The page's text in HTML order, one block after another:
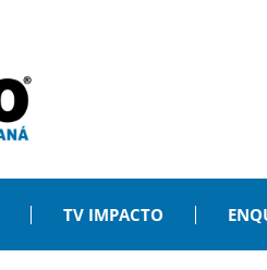
TV IMPACTO